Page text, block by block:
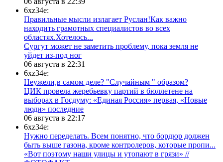
6xz34e:
Правильные мысли излагает Руслан!Как важно
находить грамотных специалистов во всех
областях.Хотелось...
Сургут может не заметить проблему, пока земля не
уйдет из-под ног
06 августа в 22:31
6xz34e:
Неужели,в самом деле? "Случайным " образом?
ЦИК провела жеребьевку партий в бюллетене на
выборах в Госдуму: «Единая Россия» первая, «Новые
люди» последние
06 августа в 22:17
6xz34e:
Нужно переделать. Всем понятно, что бордюр должен
быть выше газона, кроме контролеров, которые пропи...
«Вот поэтому наши улицы и утопают в грязи» //